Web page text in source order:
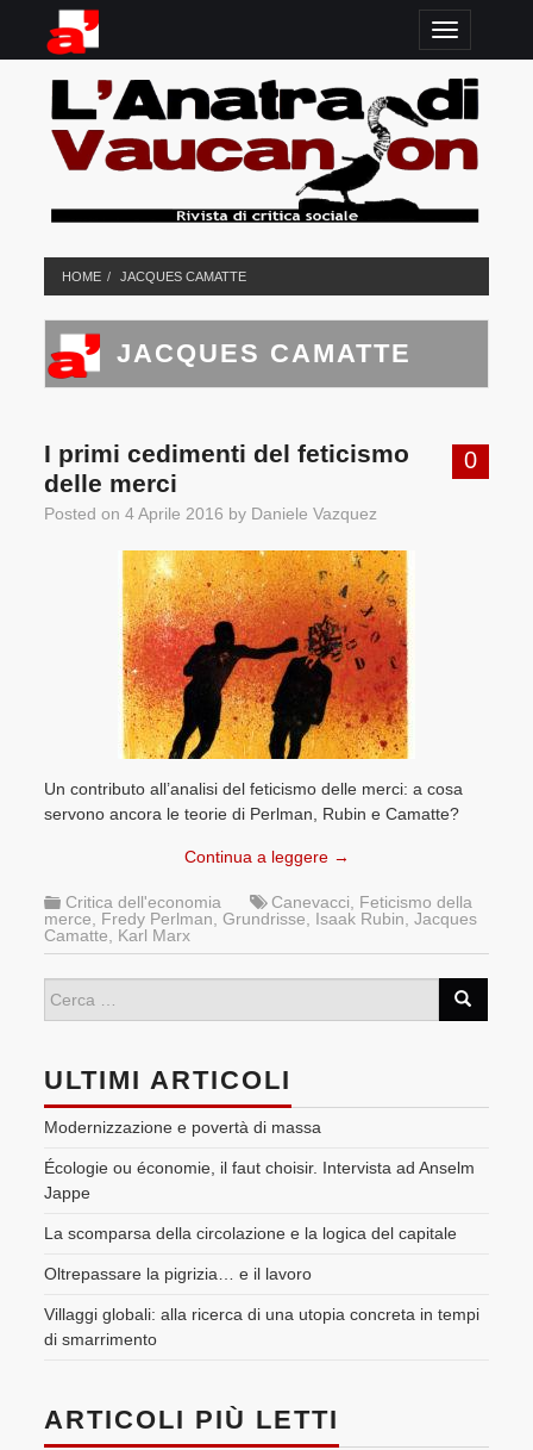
TOGGLE
HOME JACQUES CAMATTE
JACQUES CAMATTE
0
I primi cedimenti del feticismo
delle merci
Posted on 4 Aprile 2016 by Daniele Vazquez
Un contributo all’analisi del feticismo delle merci: a cosa
servono ancora le teorie di Perlman, Rubin e Camatte?
Continua a leggere →
Critica dell'economia Canevacci
Feticismo della
merce
Fredy Perlman ,Grundrisse Isaak Rubin ,Jacques
Camatte
Karl Marx
ULTIMI ARTICOLI
Modernizzazione e povertà di massa
Écologie ou économie, il faut choisir. Intervista ad Anselm
Jappe
La scomparsa della circolazione e la logica del capitale
Oltrepassare la pigrizia… e il lavoro
Villaggi globali: alla ricerca di una utopia concreta in tempi
di smarrimento
ARTICOLI PIÙ LETTI